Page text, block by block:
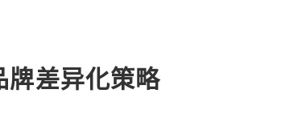
牌差异化策略